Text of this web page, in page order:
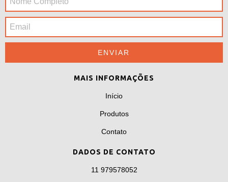
MAIS INFORMAÇÕES
Início
Produtos
Contato
DADOS DE CONTATO
11 979578052